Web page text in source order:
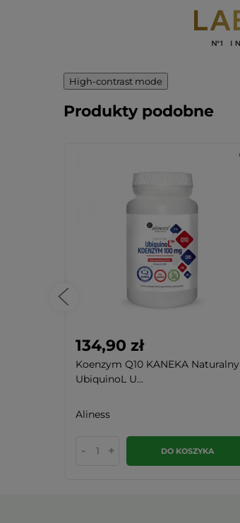
High-contrast mode
Produkty podobne
134,90 zł
Koenzym Q10 KANEKA Naturalny
UbiquinoL U...
Aliness
- + DO KOSZYKA